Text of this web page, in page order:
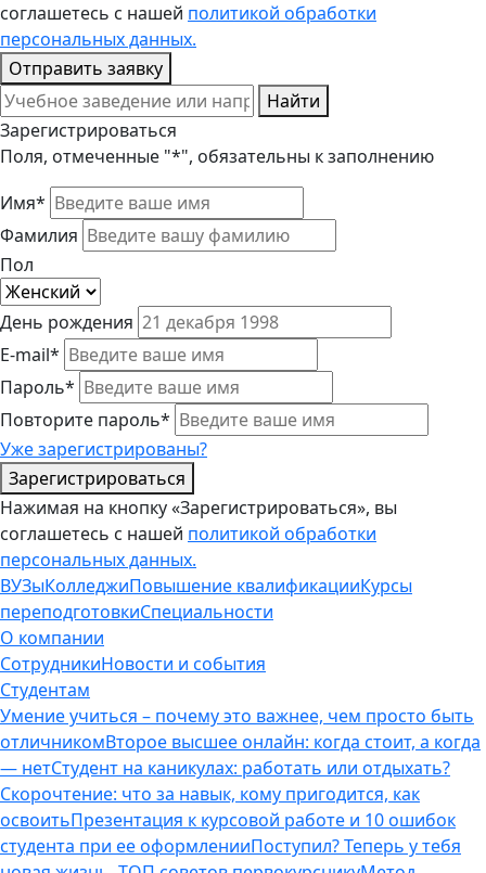
соглашетесь с нашей политикой обработки
персональных данных.
Отправить заявку
Найти
Зарегистрироваться
Поля, отмеченные "*", обязательны к заполнению
Имя*
Фамилия
Пол
День рождения
E-mail*
Пароль*
Повторите пароль*
Уже зарегистрированы?
Зарегистрироваться
Нажимая на кнопку «Зарегистрироваться», вы
соглашетесь с нашей политикой обработки
персональных данных.
ВУЗыКолледжиПовышение квалификацииКурсы
переподготовкиСпециальности
О компании
СотрудникиНовости и события
Студентам
Умение учиться – почему это важнее, чем просто быть
отличникомВторое высшее онлайн: когда стоит, а когда
— нетСтудент на каникулах: работать или отдыхать?
Скорочтение: что за навык, кому пригодится, как
освоитьПрезентация к курсовой работе и 10 ошибок
студента при ее оформленииПоступил? Теперь у тебя